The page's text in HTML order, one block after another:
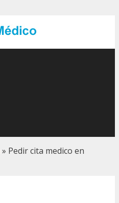
» Pedir cita medico en